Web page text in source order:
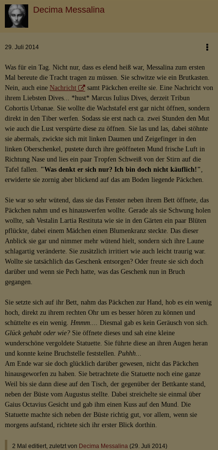
Decima Messalina
29. Juli 2014
Was für ein Tag. Nicht nur, dass es elend heiß war, Messalina zum ersten
Mal bereute die Tracht tragen zu müssen. Sie schwitze wie ein Brutkasten.
Nein, auch eine Nachricht
samt Päckchen ereilte sie. Eine Nachricht von
ihrem Liebsten Dives... *hust* Marcus Iulius Dives, derzeit Tribun
Cohortis Urbanae. Sie wollte die Wachstafel erst gar nicht öffnen, sondern
direkt in den Tiber werfen. Sodass sie erst nach ca. zwei Stunden den Mut
wie auch die Lust verspürte diese zu öffnen. Sie las und las, dabei stöhnte
sie abermals, zwickte sich mit linken Daumen und Zeigefinger in den
linken Oberschenkel, pustete durch ihre geöffneten Mund frische Luft in
Richtung Nase und lies ein paar Tropfen Schweiß von der Stirn auf die
Tafel fallen. "Was denkt er sich nur? Ich bin doch nicht käuflich!" ,
erwiderte sie zornig aber blickend auf das am Boden liegende Päckchen.
Sie war so sehr wütend, dass sie das Fenster neben ihrem Bett öffnete, das
Päckchen nahm und es hinauswerfen wollte. Gerade als sie Schwung holen
wollte, sah Vestalin Lartia Restituta wie sie in den Gärten ein paar Blüten
pflückte, dabei einem Mädchen einen Blumenkranz steckte. Das dieser
Anblick sie gar und nimmer mehr wütend hielt, sondern sich ihre Laune
schlagartig veränderte. Sie zusätzlich irritiert wie auch leicht traurig war.
Wollte sie tatsächlich das Geschenk entsorgen? Oder freute sie sich doch
darüber und wenn sie Pech hatte, was das Geschenk nun in Bruch
gegangen.
Sie setzte sich auf ihr Bett, nahm das Päckchen zur Hand, hob es ein wenig
hoch, direkt zu ihrem rechten Ohr um es besser hören zu können und
schüttelte es ein wenig. Hmmm.... Diesmal gab es kein Geräusch von sich.
Glück gehabt oder wie? Sie öffnete dieses und sah eine kleine
wunderschöne vergoldete Statuette. Sie führte diese an ihren Augen heran
und konnte keine Bruchstelle feststellen. Puhhh...
Am Ende war sie doch glücklich darüber gewesen, nicht das Päckchen
hinausgeworfen zu haben. Sie betrachtete die Statuette noch eine ganze
Weil bis sie dann diese auf den Tisch, der gegenüber der Bettkante stand,
neben der Büste vom Augustus stellte. Dabei streichelte sie einmal über
Gaius Octavius Gesicht und gab ihm einen Kuss auf den Mund. Die
Statuette machte sich neben der Büste richtig gut, vor allem, wenn sie
morgens aufstand, richtete sich ihr erster Blick dorthin.
2 Mal editiert, zuletzt von Decima Messalina (29. Juli 2014)